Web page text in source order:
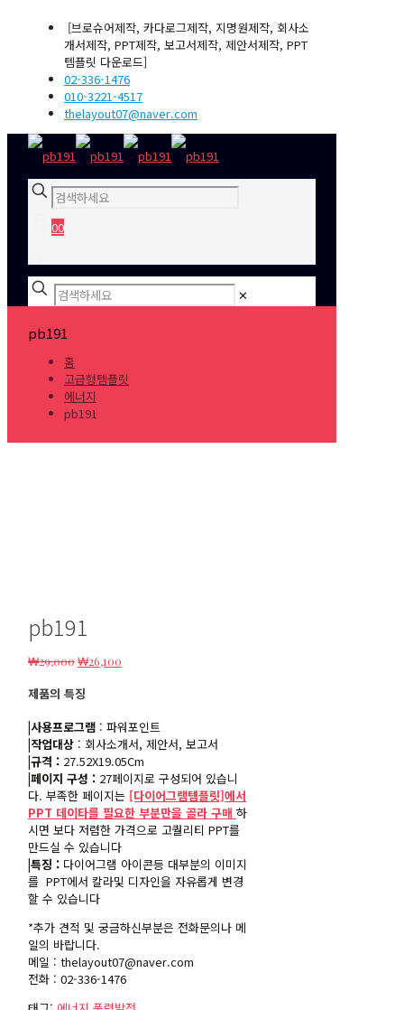
[브로슈어제작, 카다로그제작, 지명원제작, 회사소
개서제작, PPT제작, 보고서제작, 제안서제작, PPT
템플릿 다운로드]
02-336-1476
010-3221-4517
thelayout07@naver.com
00
✕
pb191
홈
고급형템플릿
에너지
pb191
pb191
₩29,000원
가
₩29,000.
₩26,100
₩26,100.
제품의 특징
|사용프로그램 : 파워포인트
|작업대상 : 회사소개서, 제안서, 보고서
|규격 : 27.52X19.05Cm
|페이지 구성 : 27페이지로 구성되어 있습니
다. 부족한 페이지는 [다이어그램템플릿]에서
PPT 데이타를 필요한 부분만을 골라 구매 하
시면 보다 저렴한 가격으로 고퀄리티 PPT를
만드실 수 있습니다
|특징 : 다이어그램 아이콘등 대부분의 이미지
를 PPT에서 칼라및 디자인을 자유롭게 변경
할 수 있습니다
*추가 견적 및 궁금하신부분은 전화문의나 메
일의 바랍니다.
메일 : thelayout07@naver.com
전화 : 02-336-1476